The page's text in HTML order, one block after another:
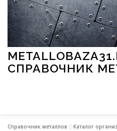
Перейти к содержимому
СПРАВОЧНИК
Справочник металлов »Каталог